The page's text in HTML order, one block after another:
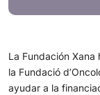
La Fundación
la Fundació
ayudar a la